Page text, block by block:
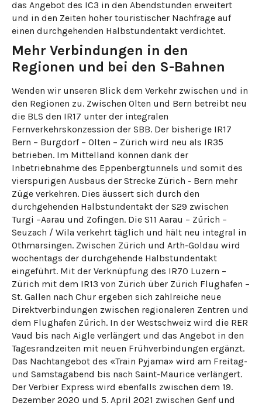
das Angebot des IC3 in den Abendstunden erweitert
und in den Zeiten hoher touristischer Nachfrage auf
einen durchgehenden Halbstundentakt verdichtet.
Mehr Verbindungen in den
Regionen und bei den S-Bahnen
Wenden wir unseren Blick dem Verkehr zwischen und in
den Regionen zu. Zwischen Olten und Bern betreibt neu
die BLS den IR17 unter der integralen
Fernverkehrskonzession der SBB. Der bisherige IR17
Bern – Burgdorf – Olten – Zürich wird neu als IR35
betrieben. Im Mittelland können dank der
Inbetriebnahme des Eppenbergtunnels und somit des
vierspurigen Ausbaus der Strecke Zürich - Bern mehr
Züge verkehren. Dies äussert sich durch den
durchgehenden Halbstundentakt der S29 zwischen
Turgi –Aarau und Zofingen. Die S11 Aarau – Zürich –
Seuzach / Wila verkehrt täglich und hält neu integral in
Othmarsingen. Zwischen Zürich und Arth-Goldau wird
wochentags der durchgehende Halbstundentakt
eingeführt. Mit der Verknüpfung des IR70 Luzern –
Zürich mit dem IR13 von Zürich über Zürich Flughafen –
St. Gallen nach Chur ergeben sich zahlreiche neue
Direktverbindungen zwischen regionaleren Zentren und
dem Flughafen Zürich. In der Westschweiz wird die RER
Vaud bis nach Aigle verlängert und das Angebot in den
Tagesrandzeiten mit neuen Frühverbindungen ergänzt.
Das Nachtangebot des «Train Pyjama» wird am Freitag-
und Samstagabend bis nach Saint-Maurice verlängert.
Der Verbier Express wird ebenfalls zwischen dem 19.
Dezember 2020 und 5. April 2021 zwischen Genf und